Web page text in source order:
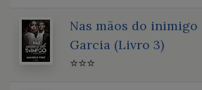
Nas mãos do inimigo
Garcia (Livro 3)
⭐⭐⭐